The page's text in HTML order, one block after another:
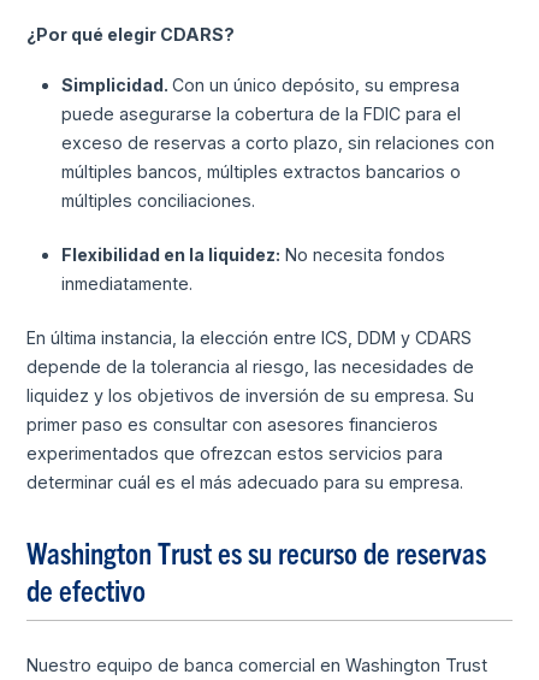
¿Por qué elegir CDARS?
Simplicidad. Con un único depósito, su empresa
puede asegurarse la cobertura de la FDIC para el
exceso de reservas a corto plazo, sin relaciones con
múltiples bancos, múltiples extractos bancarios o
múltiples conciliaciones.
Flexibilidad en la liquidez: No necesita fondos
inmediatamente.
En última instancia, la elección entre ICS, DDM y CDARS
depende de la tolerancia al riesgo, las necesidades de
liquidez y los objetivos de inversión de su empresa. Su
primer paso es consultar con asesores financieros
experimentados que ofrezcan estos servicios para
determinar cuál es el más adecuado para su empresa.
Washington Trust es su recurso de reservas
de efectivo
Nuestro equipo de banca comercial en Washington Trust